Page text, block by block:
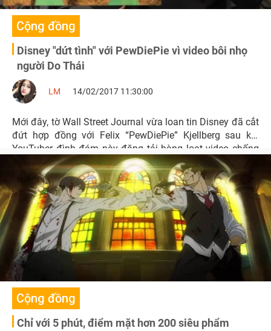
Cộng đồng
Disney "dứt tình" với PewDiePie vì video bôi nhọ
người Do Thái
LM 14/02/2017 11:30:00
Mới đây, tờ Wall Street Journal vừa loan tin Disney đã cắt
đứt hợp đồng với Felix “PewDiePie” Kjellberg sau khi
YouTuber đình đám này đăng tải hàng loạt video chống
người Do Thái.
Cộng đồng
Chỉ với 5 phút, điểm mặt hơn 200 siêu phẩm